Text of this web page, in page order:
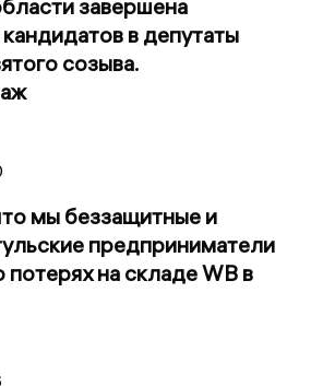
завершена
в депутаты
созыва.
мы беззащитные и
предприниматели
потерях на складе WB в